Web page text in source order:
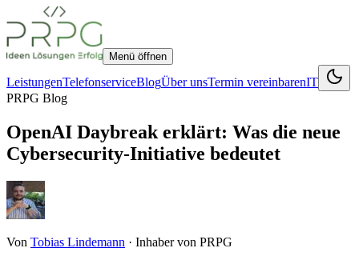
Menü öffnen
LeistungenTelefonserviceBlogÜber unsTermin vereinbarenIT
PRPG Blog
OpenAI Daybreak erklärt: Was die neue
Cybersecurity-Initiative bedeutet
Von Tobias Lindemann · Inhaber von PRPG